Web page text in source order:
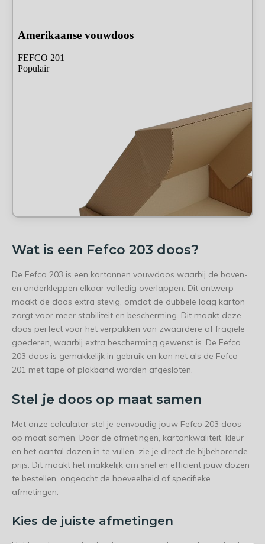
Wat is een Fefco 203 doos?
De Fefco 203 is een kartonnen vouwdoos waarbij de boven-
en onderkleppen elkaar volledig overlappen. Dit ontwerp
maakt de doos extra stevig, omdat de dubbele laag karton
zorgt voor meer stabiliteit en bescherming. Dit maakt deze
doos perfect voor het verpakken van zwaardere of fragiele
goederen, waarbij extra bescherming gewenst is. De Fefco
203 doos is gemakkelijk in gebruik en kan net als de Fefco
201 met tape of plakband worden afgesloten.
Stel je doos op maat samen
Met onze calculator stel je eenvoudig jouw Fefco 203 doos
op maat samen. Door de afmetingen, kartonkwaliteit, kleur
en het aantal dozen in te vullen, zie je direct de bijbehorende
prijs. Dit maakt het makkelijk om snel en efficiënt jouw dozen
te bestellen, ongeacht de hoeveelheid of specifieke
afmetingen.
Kies de juiste afmetingen